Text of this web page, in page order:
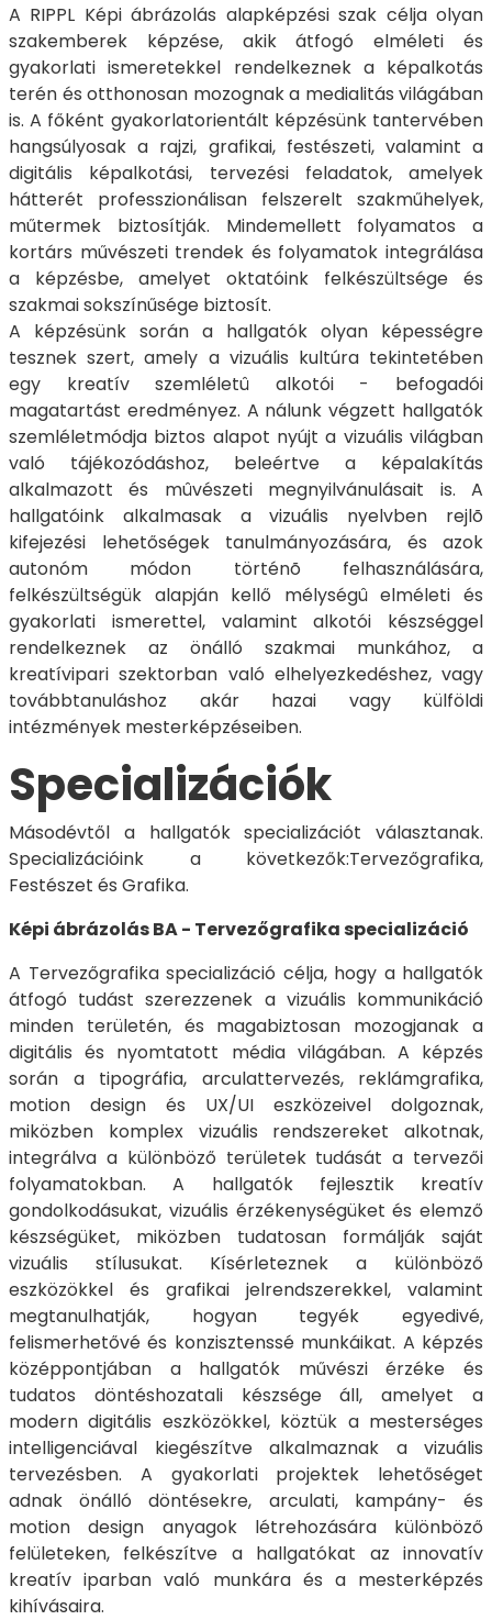
A RIPPL Képi ábrázolás alapképzési szak célja olyan
szakemberek képzése, akik átfogó elméleti és
gyakorlati ismeretekkel rendelkeznek a képalkotás
terén és otthonosan mozognak a medialitás világában
is. A főként gyakorlatorientált képzésünk tantervében
hangsúlyosak a rajzi, grafikai, festészeti, valamint a
digitális képalkotási, tervezési feladatok, amelyek
hátterét professzionálisan felszerelt szakműhelyek,
műtermek biztosítják. Mindemellett folyamatos a
kortárs művészeti trendek és folyamatok integrálása
a képzésbe, amelyet oktatóink felkészültsége és
szakmai sokszínűsége biztosít.
A képzésünk során a hallgatók olyan képességre
tesznek szert, amely a vizuális kultúra tekintetében
egy kreatív szemléletû alkotói - befogadói
magatartást eredményez. A nálunk végzett hallgatók
szemléletmódja biztos alapot nyújt a vizuális világban
való tájékozódáshoz, beleértve a képalakítás
alkalmazott és mûvészeti megnyilvánulásait is. A
hallgatóink alkalmasak a vizuális nyelvben rejlõ
kifejezési lehetőségek tanulmányozására, és azok
autonóm módon történõ felhasználására,
felkészültségük alapján kellő mélységû elméleti és
gyakorlati ismerettel, valamint alkotói készséggel
rendelkeznek az önálló szakmai munkához, a
kreatívipari szektorban való elhelyezkedéshez, vagy
továbbtanuláshoz akár hazai vagy külföldi
intézmények mesterképzéseiben.
Specializációk
Másodévtől a hallgatók specializációt választanak.
Specializációink a következők:Tervezőgrafika,
Festészet és Grafika.
Képi ábrázolás BA - Tervezőgrafika specializáció
A Tervezőgrafika specializáció célja, hogy a hallgatók
átfogó tudást szerezzenek a vizuális kommunikáció
minden területén, és magabiztosan mozogjanak a
digitális és nyomtatott média világában. A képzés
során a tipográfia, arculattervezés, reklámgrafika,
motion design és UX/UI eszközeivel dolgoznak,
miközben komplex vizuális rendszereket alkotnak,
integrálva a különböző területek tudását a tervezői
folyamatokban. A hallgatók fejlesztik kreatív
gondolkodásukat, vizuális érzékenységüket és elemző
készségüket, miközben tudatosan formálják saját
vizuális stílusukat. Kísérleteznek a különböző
eszközökkel és grafikai jelrendszerekkel, valamint
megtanulhatják, hogyan tegyék egyedivé,
felismerhetővé és konzisztenssé munkáikat. A képzés
középpontjában a hallgatók művészi érzéke és
tudatos döntéshozatali készsége áll, amelyet a
modern digitális eszközökkel, köztük a mesterséges
intelligenciával kiegészítve alkalmaznak a vizuális
tervezésben. A gyakorlati projektek lehetőséget
adnak önálló döntésekre, arculati, kampány- és
motion design anyagok létrehozására különböző
felületeken, felkészítve a hallgatókat az innovatív
kreatív iparban való munkára és a mesterképzés
kihívásaira.